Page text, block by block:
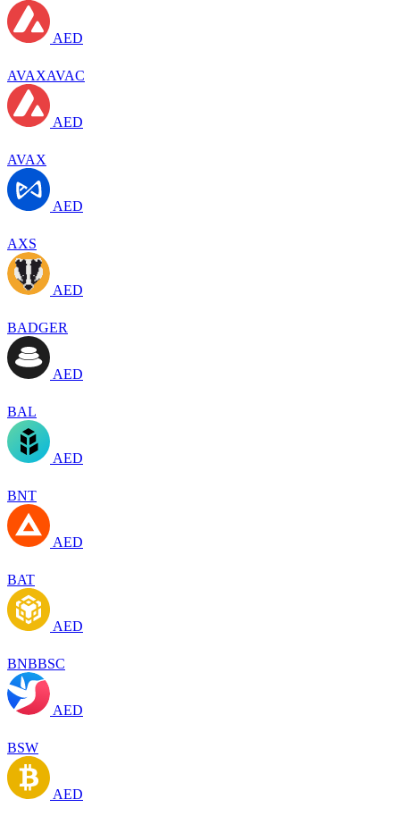
AED
AVAXAVAC
AED
AVAX
AED
AXS
AED
BADGER
AED
BAL
AED
BNT
AED
BAT
AED
BNBBSC
AED
BSW
AED